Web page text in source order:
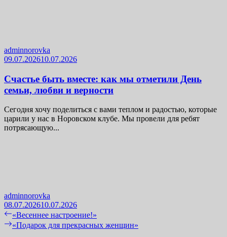
adminnorovka
09.07.202610.07.2026
Счастье быть вместе: как мы отметили День
семьи, любви и верности
Сегодня хочу поделиться с вами теплом и радостью, которые
царили у нас в Норовском клубе. Мы провели для ребят
потрясающую...
adminnorovka
08.07.202610.07.2026
Навигация
по
Previous
post:
«Весеннее настроение!»
Next
«Подарок для прекрасных женщин»